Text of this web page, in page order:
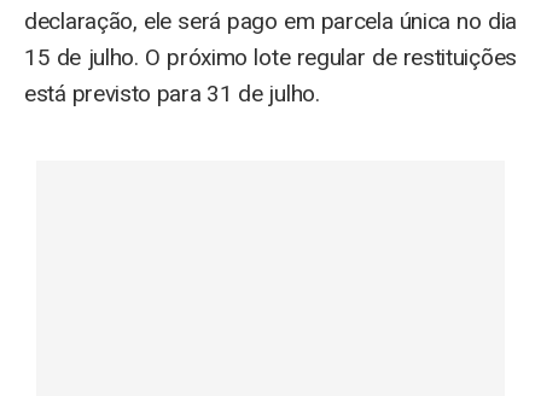
declaração, ele será pago em parcela única no dia
15 de julho. O próximo lote regular de restituições
está previsto para 31 de julho.